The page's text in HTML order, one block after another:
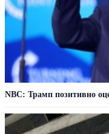
NBC: Трамп позитивно